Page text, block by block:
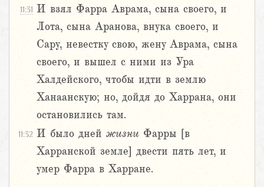
11:31 И взял Фарра Аврама, сына своего, и
Лота, сына Аранова, внука своего, и
Сару, невестку свою, жену Аврама, сына
своего, и вышел с ними из Ура
Халдейского, чтобы идти в землю
Ханаанскую; но, дойдя до Харрана, они
остановились там.
11:32 И было дней жизни Фарры [в
Харранской земле] двести пять лет, и
умер Фарра в Харране.